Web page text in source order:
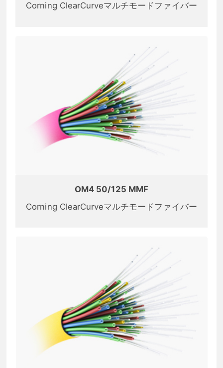
Corning ClearCurveマルチモードファイバー
OM4 50/125 MMF
Corning ClearCurveマルチモードファイバー